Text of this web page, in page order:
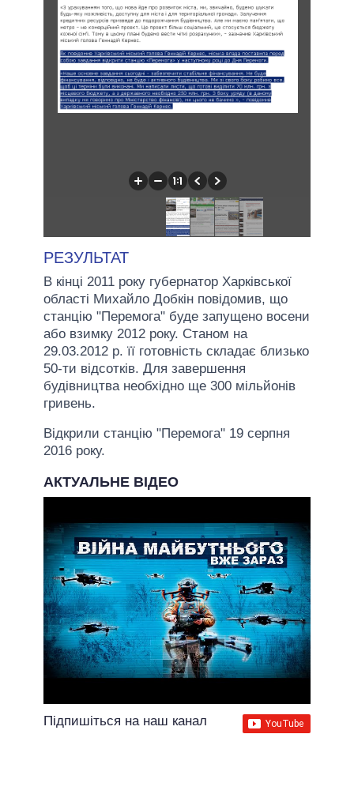
РЕЗУЛЬТАТ
В кінці 2011 року губернатор Харківської
області Михайло Добкін повідомив, що
станцію "Перемога" буде запущено восени
або взимку 2012 року. Станом на
29.03.2012 р. її готовність складає близько
50-ти відсотків. Для завершення
будівництва необхідно ще 300 мільйонів
гривень.
Відкрили станцію "Перемога" 19 серпня
2016 року.
АКТУАЛЬНЕ ВІДЕО
Підпишіться на наш канал